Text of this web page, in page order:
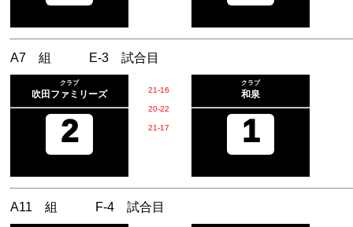
A7 組 E-3 試合目
クラブ
吹田ファミリーズ
2
21-16
20-22
21-17
クラブ
和泉
1
A11 組 F-4 試合目